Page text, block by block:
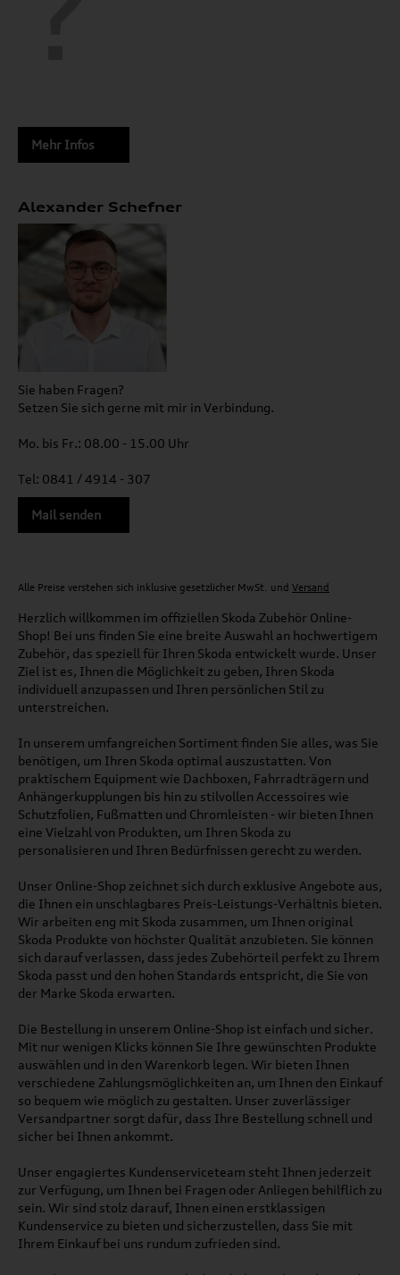
Mehr Infos
Alexander Schefner
Sie haben Fragen?
Setzen Sie sich gerne mit mir in Verbindung.
Mo. bis Fr.: 08.00 - 15.00 Uhr
Tel: 0841 / 4914 - 307
Mail senden
Alle Preise verstehen sich inklusive gesetzlicher MwSt. und Versand
Herzlich willkommen im offiziellen Skoda Zubehör Online-
Shop! Bei uns finden Sie eine breite Auswahl an hochwertigem
Zubehör, das speziell für Ihren Skoda entwickelt wurde. Unser
Ziel ist es, Ihnen die Möglichkeit zu geben, Ihren Skoda
individuell anzupassen und Ihren persönlichen Stil zu
unterstreichen.
In unserem umfangreichen Sortiment finden Sie alles, was Sie
benötigen, um Ihren Skoda optimal auszustatten. Von
praktischem Equipment wie Dachboxen, Fahrradträgern und
Anhängerkupplungen bis hin zu stilvollen Accessoires wie
Schutzfolien, Fußmatten und Chromleisten - wir bieten Ihnen
eine Vielzahl von Produkten, um Ihren Skoda zu
personalisieren und Ihren Bedürfnissen gerecht zu werden.
Unser Online-Shop zeichnet sich durch exklusive Angebote aus,
die Ihnen ein unschlagbares Preis-Leistungs-Verhältnis bieten.
Wir arbeiten eng mit Skoda zusammen, um Ihnen original
Skoda Produkte von höchster Qualität anzubieten. Sie können
sich darauf verlassen, dass jedes Zubehörteil perfekt zu Ihrem
Skoda passt und den hohen Standards entspricht, die Sie von
der Marke Skoda erwarten.
Die Bestellung in unserem Online-Shop ist einfach und sicher.
Mit nur wenigen Klicks können Sie Ihre gewünschten Produkte
auswählen und in den Warenkorb legen. Wir bieten Ihnen
verschiedene Zahlungsmöglichkeiten an, um Ihnen den Einkauf
so bequem wie möglich zu gestalten. Unser zuverlässiger
Versandpartner sorgt dafür, dass Ihre Bestellung schnell und
sicher bei Ihnen ankommt.
Unser engagiertes Kundenserviceteam steht Ihnen jederzeit
zur Verfügung, um Ihnen bei Fragen oder Anliegen behilflich zu
sein. Wir sind stolz darauf, Ihnen einen erstklassigen
Kundenservice zu bieten und sicherzustellen, dass Sie mit
Ihrem Einkauf bei uns rundum zufrieden sind.